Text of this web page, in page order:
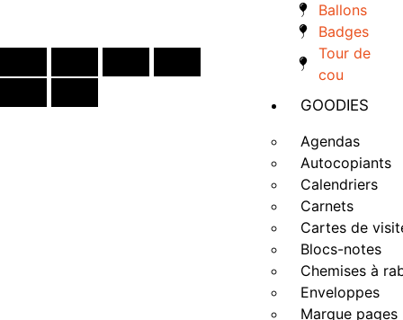
Ballons
Badges
Tour de
cou
GOODIES
Agendas
Autocopiants
Calendriers
Carnets
Cartes de
Blocs-notes
Chemises à
Enveloppes
Marque pages